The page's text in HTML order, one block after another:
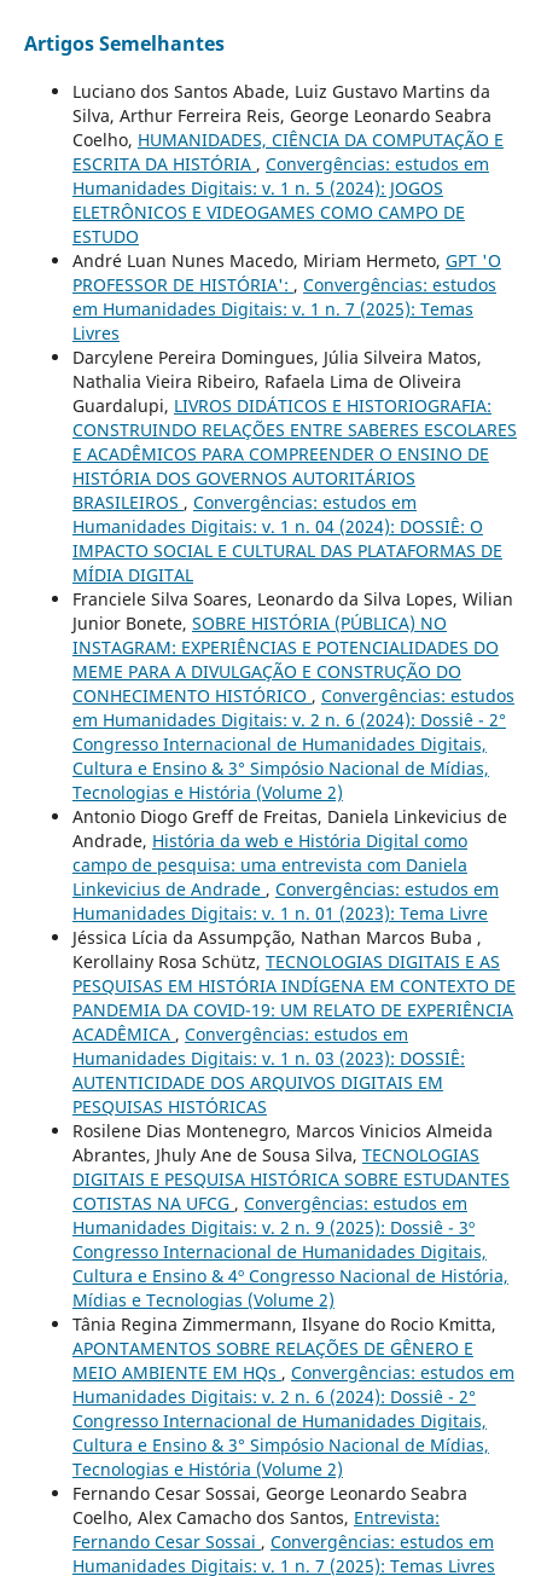
Artigos Semelhantes
Luciano dos Santos Abade, Luiz Gustavo Martins da
Silva, Arthur Ferreira Reis, George Leonardo Seabra
Coelho, HUMANIDADES, CIÊNCIA DA COMPUTAÇÃO E
ESCRITA DA HISTÓRIA , Convergências: estudos em
Humanidades Digitais: v. 1 n. 5 (2024): JOGOS
ELETRÔNICOS E VIDEOGAMES COMO CAMPO DE
ESTUDO
André Luan Nunes Macedo, Miriam Hermeto, GPT 'O
PROFESSOR DE HISTÓRIA': , Convergências: estudos
em Humanidades Digitais: v. 1 n. 7 (2025): Temas
Livres
Darcylene Pereira Domingues, Júlia Silveira Matos,
Nathalia Vieira Ribeiro, Rafaela Lima de Oliveira
Guardalupi, LIVROS DIDÁTICOS E HISTORIOGRAFIA:
CONSTRUINDO RELAÇÕES ENTRE SABERES ESCOLARES
E ACADÊMICOS PARA COMPREENDER O ENSINO DE
HISTÓRIA DOS GOVERNOS AUTORITÁRIOS
BRASILEIROS , Convergências: estudos em
Humanidades Digitais: v. 1 n. 04 (2024): DOSSIÊ: O
IMPACTO SOCIAL E CULTURAL DAS PLATAFORMAS DE
MÍDIA DIGITAL
Franciele Silva Soares, Leonardo da Silva Lopes, Wilian
Junior Bonete, SOBRE HISTÓRIA (PÚBLICA) NO
INSTAGRAM: EXPERIÊNCIAS E POTENCIALIDADES DO
MEME PARA A DIVULGAÇÃO E CONSTRUÇÃO DO
CONHECIMENTO HISTÓRICO , Convergências: estudos
em Humanidades Digitais: v. 2 n. 6 (2024): Dossiê - 2°
Congresso Internacional de Humanidades Digitais,
Cultura e Ensino & 3° Simpósio Nacional de Mídias,
Tecnologias e História (Volume 2)
Antonio Diogo Greff de Freitas, Daniela Linkevicius de
Andrade, História da web e História Digital como
campo de pesquisa: uma entrevista com Daniela
Linkevicius de Andrade , Convergências: estudos em
Humanidades Digitais: v. 1 n. 01 (2023): Tema Livre
Jéssica Lícia da Assumpção, Nathan Marcos Buba ,
Kerollainy Rosa Schütz, TECNOLOGIAS DIGITAIS E AS
PESQUISAS EM HISTÓRIA INDÍGENA EM CONTEXTO DE
PANDEMIA DA COVID-19: UM RELATO DE EXPERIÊNCIA
ACADÊMICA , Convergências: estudos em
Humanidades Digitais: v. 1 n. 03 (2023): DOSSIÊ:
AUTENTICIDADE DOS ARQUIVOS DIGITAIS EM
PESQUISAS HISTÓRICAS
Rosilene Dias Montenegro, Marcos Vinicios Almeida
Abrantes, Jhuly Ane de Sousa Silva, TECNOLOGIAS
DIGITAIS E PESQUISA HISTÓRICA SOBRE ESTUDANTES
COTISTAS NA UFCG , Convergências: estudos em
Humanidades Digitais: v. 2 n. 9 (2025): Dossiê - 3º
Congresso Internacional de Humanidades Digitais,
Cultura e Ensino & 4º Congresso Nacional de História,
Mídias e Tecnologias (Volume 2)
Tânia Regina Zimmermann, Ilsyane do Rocio Kmitta,
APONTAMENTOS SOBRE RELAÇÕES DE GÊNERO E
MEIO AMBIENTE EM HQs , Convergências: estudos em
Humanidades Digitais: v. 2 n. 6 (2024): Dossiê - 2°
Congresso Internacional de Humanidades Digitais,
Cultura e Ensino & 3° Simpósio Nacional de Mídias,
Tecnologias e História (Volume 2)
Fernando Cesar Sossai, George Leonardo Seabra
Coelho, Alex Camacho dos Santos, Entrevista:
Fernando Cesar Sossai , Convergências: estudos em
Humanidades Digitais: v. 1 n. 7 (2025): Temas Livres